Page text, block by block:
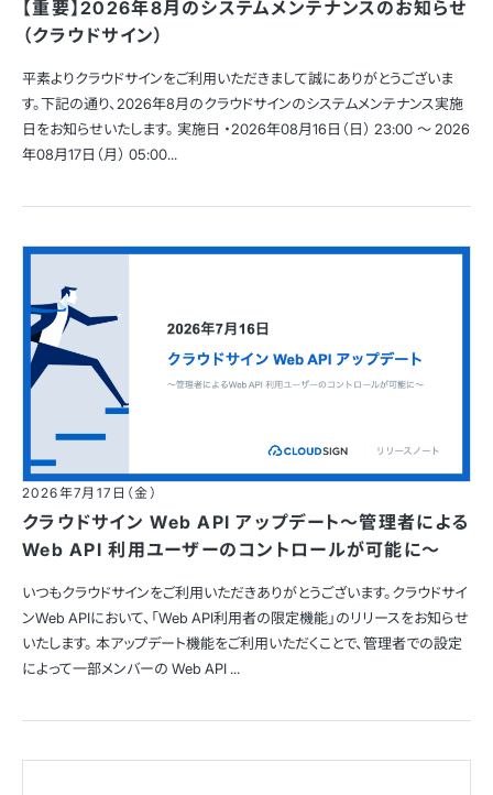
【重要】2026年8月のシステムメンテナンスのお知らせ
（クラウドサイン）
平素よりクラウドサインをご利用いただきまして誠にありがとうございま
す。下記の通り、2026年8月のクラウドサインのシステムメンテナンス実施
日をお知らせいたします。 実施日 ・2026年08月16日（日） 23:00 〜 2026
年08月17日（月） 05:00...
2026年7月17日（金）
クラウドサイン Web API アップデート〜管理者による
Web API 利用ユーザーのコントロールが可能に〜
いつもクラウドサインをご利用いただきありがとうございます。クラウドサイ
ンWeb APIにおいて、「Web API利用者の限定機能」のリリースをお知らせ
いたします。 本アップデート機能をご利用いただくことで、管理者での設定
によって一部メンバーの Web API ...